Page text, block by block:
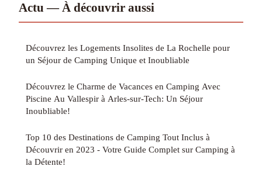
Actu — À découvrir aussi
Découvrez les Logements Insolites de La Rochelle pour
un Séjour de Camping Unique et Inoubliable
Découvrez le Charme de Vacances en Camping Avec
Piscine Au Vallespir à Arles-sur-Tech: Un Séjour
Inoubliable!
Top 10 des Destinations de Camping Tout Inclus à
Découvrir en 2023 - Votre Guide Complet sur Camping à
la Détente!